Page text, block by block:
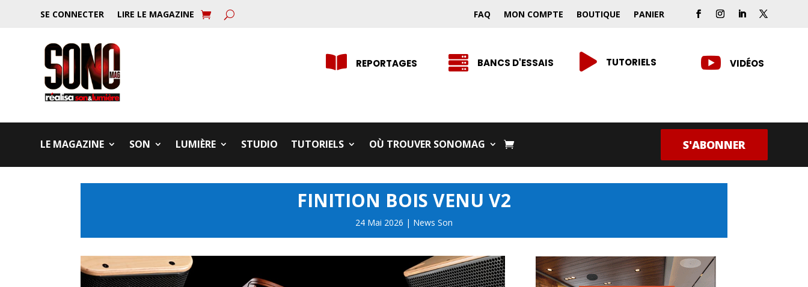
SE CONNECTER LIRE LE MAGAZINE FAQ MON COMPTE BOUTIQUE PANIER
 REPORTAGES  BANCS D'ESSAIS  TUTORIELS  VIDÉOS
LE MAGAZINE SON LUMIÈRE STUDIO TUTORIELS OÙ TROUVER SONOMAG S'ABONNER
FINITION BOIS VENU V2
24 Mai 2026 | News Son